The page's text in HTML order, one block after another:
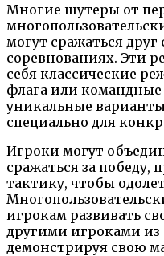
Многие шутеры от
могут сражаться
соревнованиях. Эти
себя классические
флага или
уникальные
специально для
Игроки могут
сражаться за победу,
тактику, чтобы
игрокам развивать
другими игроками из
демонстрируя свою